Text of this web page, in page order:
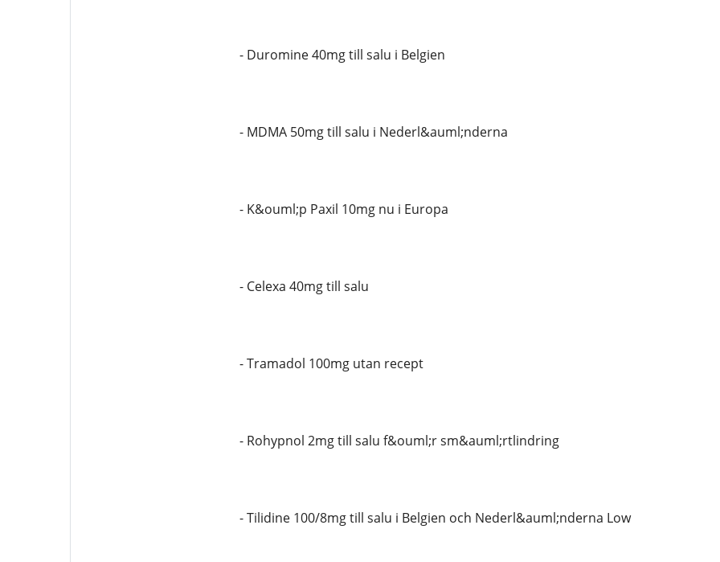
- Duromine 40mg till salu i Belgien
- MDMA 50mg till salu i Nederl&auml;nderna
- K&ouml;p Paxil 10mg nu i Europa
- Celexa 40mg till salu
- Tramadol 100mg utan recept
- Rohypnol 2mg till salu f&ouml;r sm&auml;rtlindring
- Tilidine 100/8mg till salu i Belgien och Nederl&auml;nderna Low